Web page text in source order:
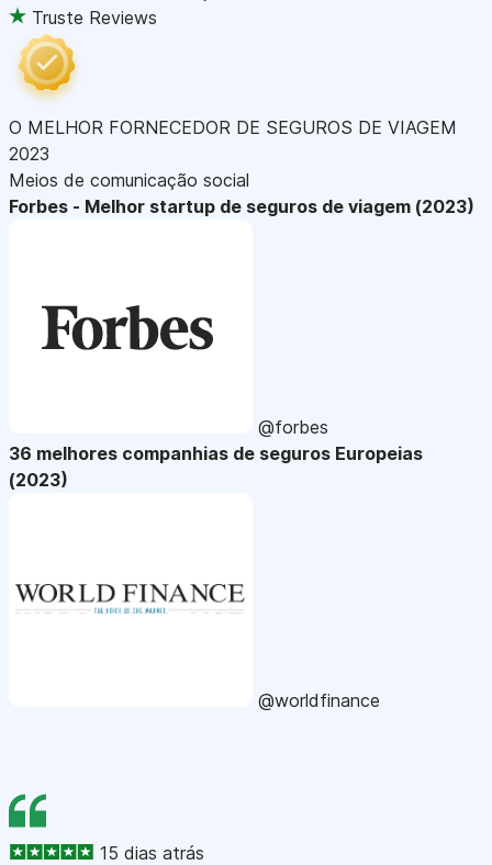
Truste Reviews
O MELHOR FORNECEDOR DE SEGUROS DE VIAGEM
2023
Meios de comunicação social
Forbes - Melhor startup de seguros de viagem (2023)
@forbes
36 melhores companhias de seguros Europeias
(2023)
@worldfinance
15 dias atrás